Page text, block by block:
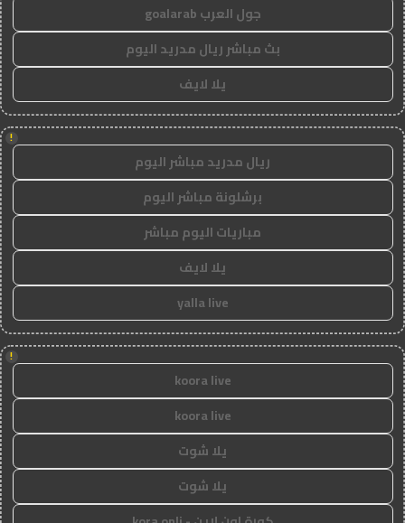
جول العرب goalarab
بث مباشر ريال مدريد اليوم
يلا لايف
!
ريال مدريد مباشر اليوم
برشلونة مباشر اليوم
مباريات اليوم مباشر
يلا لايف
yalla live
!
koora live
koora live
يلا شوت
يلا شوت